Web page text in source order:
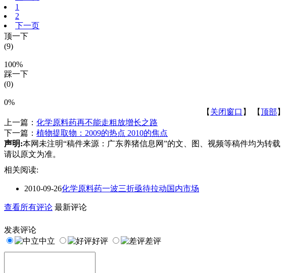
1
2
下一页
顶一下
(9)
100%
踩一下
(0)
0%
【 关闭窗口 】 【顶部
上一篇： 化学原料药再不能走粗放增长之路
下一篇： 植物提取物：2009的热点 2010的焦点
声明:本网未注明“稿件来源：广东养猪信息网”的文、图、视频等稿件均为转
请以原文为准。
相关阅读:
2010-09-26化学原料药一波三折亟待拉动国内市场
查看所有评论 最新评论
发表评论
中立
好评 差评